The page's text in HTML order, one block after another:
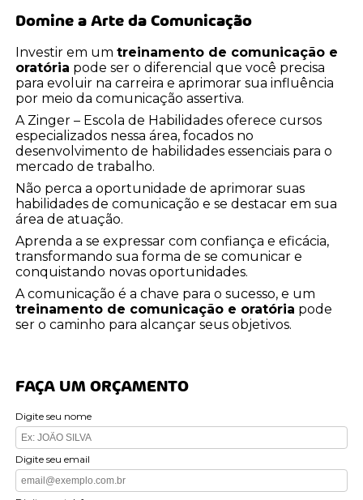
Domine a Arte da Comunicação
Investir em umtreinamento de comunicação e
oratória pode ser o diferencial que você precisa
para evoluir na carreira e aprimorar sua influência
por meio da comunicação assertiva.
A Zinger – Escola de Habilidades oferece cursos
especializados nessa área, focados no
desenvolvimento de habilidades essenciais para o
mercado de trabalho.
Não perca a oportunidade de aprimorar suas
habilidades de comunicação e se destacar em sua
área de atuação.
Aprenda a se expressar com confiança e eficácia,
transformando sua forma de se comunicar e
conquistando novas oportunidades.
A comunicação é a chave para o sucesso, e um
treinamento de comunicação e oratória pode
ser o caminho para alcançar seus objetivos.
FAÇA UM ORÇAMENTO
Digite seu nome
Digite seu email